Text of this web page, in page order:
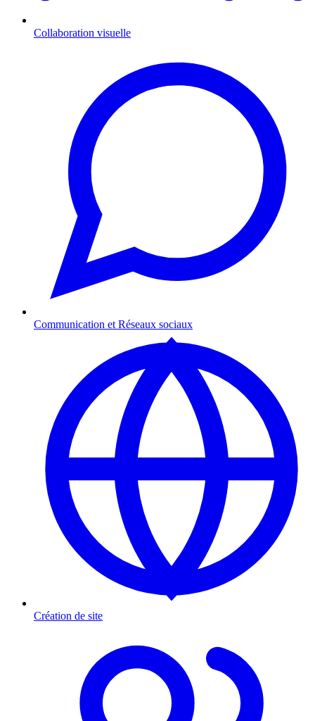
Collaboration visuelle
Communication et Réseaux sociaux
Création de site